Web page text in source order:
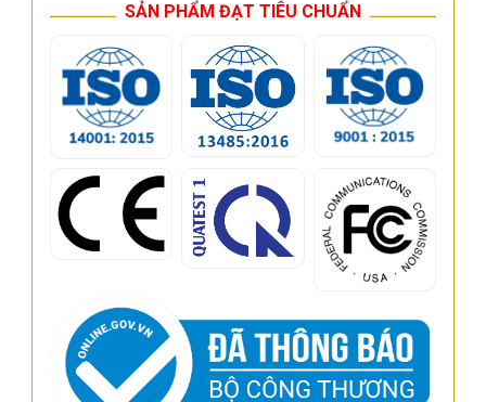
SẢN PHẨM ĐẠT TIÊU CHUẨN